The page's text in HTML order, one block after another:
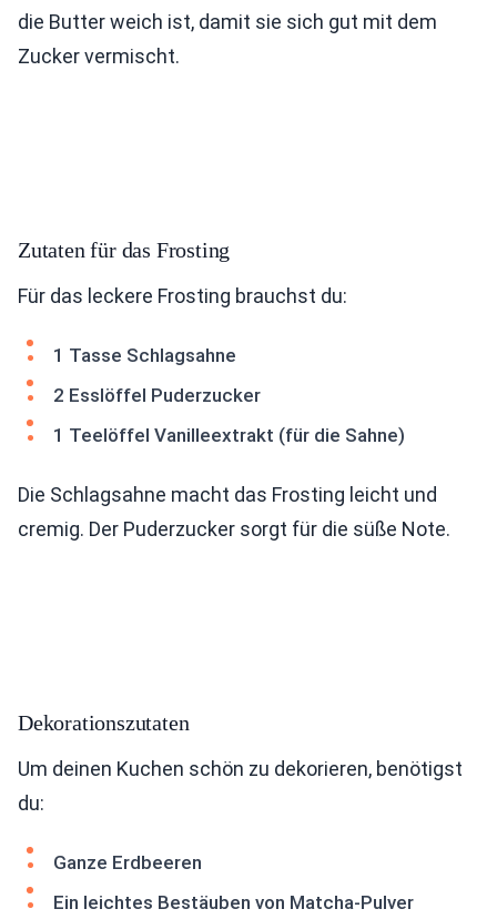
die Butter weich ist, damit sie sich gut mit dem
Zucker vermischt.
Zutaten für das Frosting
Für das leckere Frosting brauchst du:
1 Tasse Schlagsahne
2 Esslöffel Puderzucker
1 Teelöffel Vanilleextrakt (für die Sahne)
Die Schlagsahne macht das Frosting leicht und
cremig. Der Puderzucker sorgt für die süße Note.
Dekorationszutaten
Um deinen Kuchen schön zu dekorieren, benötigst
du:
Ganze Erdbeeren
Ein leichtes Bestäuben von Matcha-Pulver